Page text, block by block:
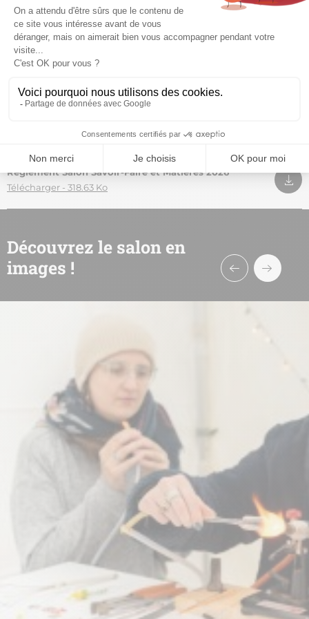
Règlement Salon Savoir-Faire et Matières 2026
Télécharger - 318.63 Ko
Découvrez le salon en
images !